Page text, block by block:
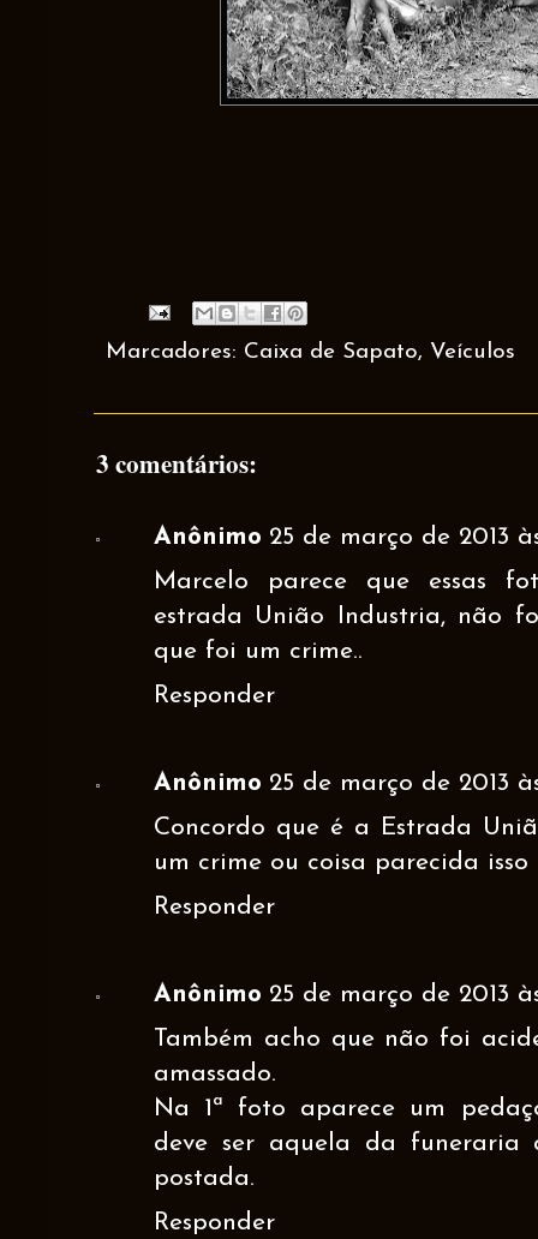
Marcadores: Caixa de Sapato, Veículos
3 comentários:
Anônimo 25 de março de 2013
Marcelo parece que essas
estrada União Industria, não
que foi um crime..
Responder
Anônimo 25 de março de 2013
Concordo que é a Estrada
um crime ou coisa parecida isso
Responder
Anônimo 25 de março de 2013
Também acho que não foi
amassado.
Na 1ª foto aparece um
deve ser aquela da
postada.
Responder